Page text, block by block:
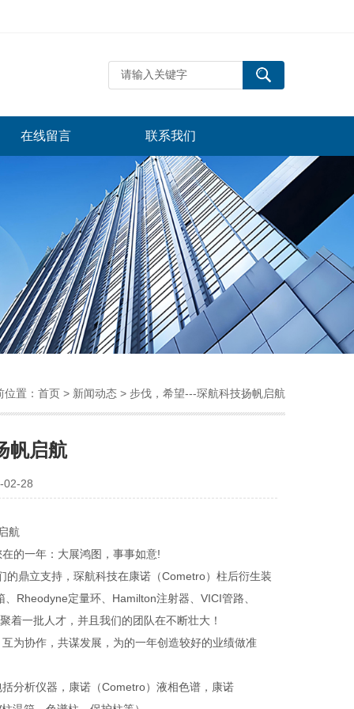
在线留言 联系我们
位置： 首页 > 新闻动态 > 步伐，希望---琛航科技扬帆启航
帆启航
02-28
的一年：大展鸿图，事事如意!
鼎立支持，琛航科技在康诺（Cometro）柱后衍生装
Rheodyne定量环、Hamilton注射器、VICI管路、
着一批人才，并且我们的团队在不断壮大！
为协作，共谋发展，为的一年创造较好的业绩做准
分析仪器，康诺（Cometro）液相色谱，康诺